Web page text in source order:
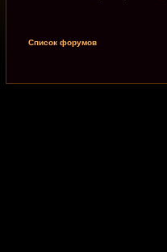
Список форумов